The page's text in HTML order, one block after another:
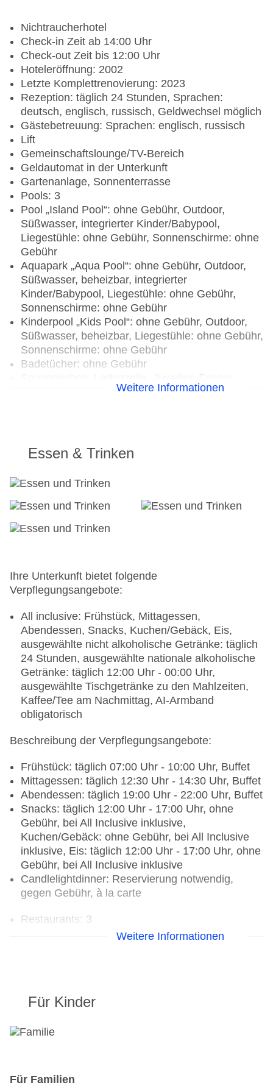
Nichtraucherhotel
Check-in Zeit ab 14:00 Uhr
Check-out Zeit bis 12:00 Uhr
Hoteleröffnung: 2002
Letzte Komplettrenovierung: 2023
Rezeption: täglich 24 Stunden, Sprachen:
deutsch, englisch, russisch, Geldwechsel möglich
Gästebetreuung: Sprachen: englisch, russisch
Lift
Gemeinschaftslounge/TV-Bereich
Geldautomat in der Unterkunft
Gartenanlage, Sonnenterrasse
Pools: 3
Pool „Island Pool“: ohne Gebühr, Outdoor,
Süßwasser, integrierter Kinder/Babypool,
Liegestühle: ohne Gebühr, Sonnenschirme: ohne
Gebühr
Aquapark „Aqua Pool“: ohne Gebühr, Outdoor,
Süßwasser, beheizbar, integrierter
Kinder/Babypool, Liegestühle: ohne Gebühr,
Sonnenschirme: ohne Gebühr
Kinderpool „Kids Pool“: ohne Gebühr, Outdoor,
Süßwasser, beheizbar, Liegestühle: ohne Gebühr,
Sonnenschirme: ohne Gebühr
Badetücher: ohne Gebühr
Arzt: Sprachen: englisch
ohne Gebühr, an der Rezeption/in der Lobby:
ohne Gebühr, in der Bar: ohne Gebühr, am Pool:
ohne Gebühr
Wäscheservice: gegen Gebühr
Concierge Service, Gepäckservice
American Express
Verfügbarkeit), bewacht: ohne Gebühr,
Stellplätze, nicht überdacht: ohne Gebühr
klimatisierte Tagungsräume, Tageslicht,
Tagungsequipment: gegen Gebühr, Coffee
Breaks: gegen Gebühr
Gebäudeanzahl: 3, Etagen: 2, Zimmer: 226
Landeskategorie: 4 Sterne
Weitere Informationen
Essen & Trinken
Ihre Unterkunft bietet folgende
Verpflegungsangebote:
All inclusive: Frühstück, Mittagessen,
Abendessen, Snacks, Kuchen/Gebäck, Eis,
ausgewählte nicht alkoholische Getränke: täglich
24 Stunden, ausgewählte nationale alkoholische
Getränke: täglich 12:00 Uhr - 00:00 Uhr,
ausgewählte Tischgetränke zu den Mahlzeiten,
Kaffee/Tee am Nachmittag, AI-Armband
obligatorisch
Beschreibung der Verpflegungsangebote:
Frühstück: täglich 07:00 Uhr - 10:00 Uhr, Buffet
Mittagessen: täglich 12:30 Uhr - 14:30 Uhr, Buffet
Abendessen: täglich 19:00 Uhr - 22:00 Uhr, Buffet
Snacks: täglich 12:00 Uhr - 17:00 Uhr, ohne
Gebühr, bei All Inclusive inklusive,
Kuchen/Gebäck: ohne Gebühr, bei All Inclusive
inklusive, Eis: täglich 12:00 Uhr - 17:00 Uhr, ohne
Gebühr, bei All Inclusive inklusive
Candlelightdinner: Reservierung notwendig,
gegen Gebühr, à la carte
Restaurants: 3
Hauptrestaurant „Heliodoro“: Küche: international,
vegane Gerichte: ohne Gebühr, Anfrage
notwendig, ohne Gebühr, täglich 07:00 Uhr -
angemessene Kleidung erwünscht
Weitere Informationen
Für Kinder
Für Familien